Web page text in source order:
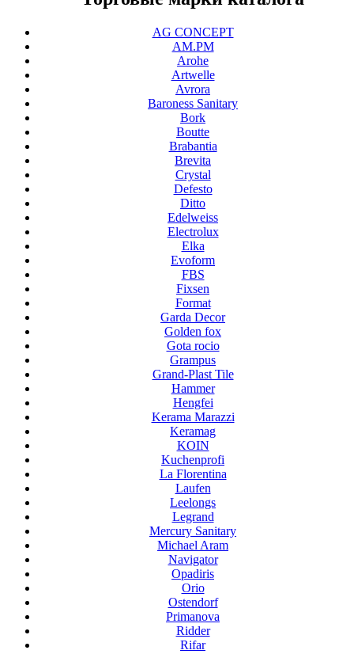
AG CONCEPT
AM.PM
Arohe
Artwelle
Avrora
Baroness Sanitary
Bork
Boutte
Brabantia
Brevita
Crystal
Defesto
Ditto
Edelweiss
Electrolux
Elka
Evoform
FBS
Fixsen
Format
Garda Decor
Golden fox
Gota rocio
Grampus
Grand-Plast Tile
Hammer
Hengfei
Kerama Marazzi
Keramag
KOIN
Kuchenprofi
La Florentina
Laufen
Leelongs
Legrand
Mercury Sanitary
Michael Aram
Navigator
Opadiris
Orio
Ostendorf
Primanova
Ridder
Rifar